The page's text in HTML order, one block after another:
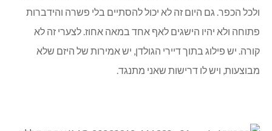
ולכל הכפר. גם היום זה לא יכול להסתיים בלי פשרה והידברות
פתוחה ולא יהיו הישגים לאף אחד במאה אחוז. לצערי זה לא
קורה. יש פילוג בתוך דיירי הגולדן, יש אמירות של היזם שלא
מבוצעות, ויש לו דרישות שאני מתנגד.